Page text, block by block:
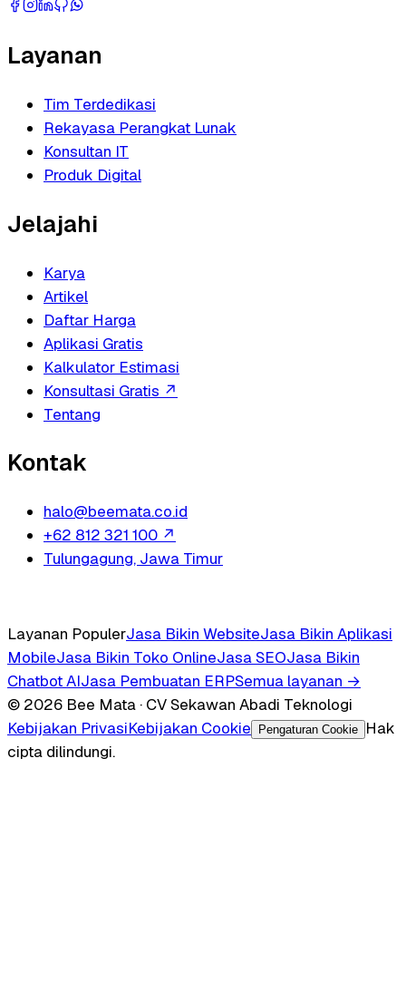
Layanan
Tim Terdedikasi
Rekayasa Perangkat Lunak
Konsultan IT
Produk Digital
Jelajahi
Karya
Artikel
Daftar Harga
Aplikasi Gratis
Kalkulator Estimasi
Konsultasi Gratis ↗
Tentang
Kontak
halo@beemata.co.id
+62 812 321 100 ↗
Tulungagung, Jawa Timur
Layanan PopulerJasa Bikin WebsiteJasa Bikin Aplikasi
MobileJasa Bikin Toko OnlineJasa SEOJasa Bikin
Chatbot AIJasa Pembuatan ERPSemua layanan →
© 2026 Bee Mata · CV Sekawan Abadi Teknologi
Kebijakan PrivasiKebijakan Cookie Pengaturan Cookie
Hak
cipta dilindungi.